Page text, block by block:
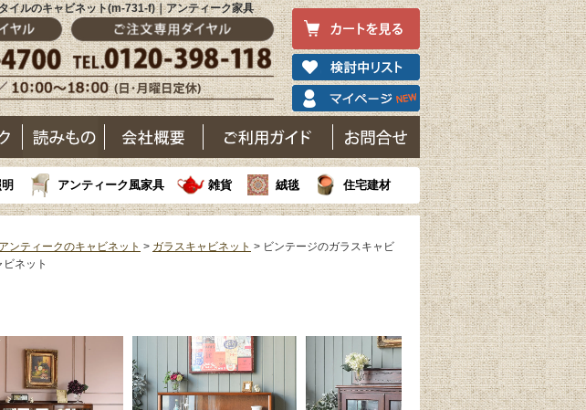
イルのキャビネット(m-731-f)｜アンティーク家具
アンティーク風家具 雑貨 絨毯 住宅建材
アンティークのキャビネット > ガラスキャビネット > ビンテージのガラスキャビ
ネット